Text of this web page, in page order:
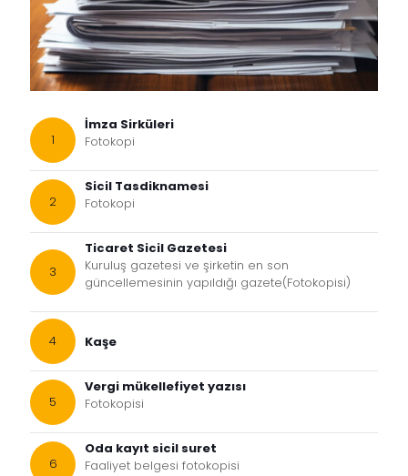
İmza Sirküleri
Fotokopi
Sicil Tasdiknamesi
Fotokopi
Ticaret Sicil Gazetesi
Kuruluş gazetesi ve şirketin en son
güncellemesinin yapıldığı gazete(Fotokopisi)
Kaşe
Vergi mükellefiyet yazısı
Fotokopisi
Oda kayıt sicil suret
Faaliyet belgesi fotokopisi